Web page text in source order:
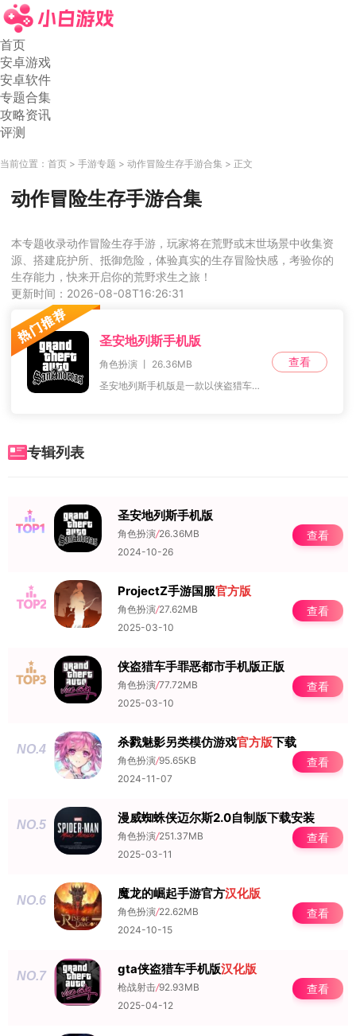
首页
安卓游戏
安卓软件
专题合集
攻略资讯
评测
当前位置： 首页 手游专题 动作冒险生存手游合集 正文
动作冒险生存手游合集
本专题收录动作冒险生存手游，玩家将在荒野或末世场景中收集资
源、搭建庇护所、抵御危险，体验真实的生存冒险快感，考验你的
生存能力，快来开启你的荒野求生之旅！
更新时间：2026-08-08T16:26:31
圣安地列斯手机版
角色扮演 丨 26.36MB
圣安地列斯手机版是一款以侠盗猎车手为主题的犯罪游戏。欧美建筑场景设计和3D大都市背景的构建，使得玩家需要凭借自己的能力在这样一个犯罪横行的城市中生存。场景构建上
查看
专辑列表
NO.1 圣安地列斯手机版
角色扮演/26.36MB
2024-10-26
查看
NO.2 ProjectZ手游国服官方版
角色扮演/27.62MB
2025-03-10
查看
NO.3 侠盗猎车手罪恶都市手机版正版
角色扮演/77.72MB
2025-03-10
查看
NO.4 杀戮魅影另类模仿游戏官方版下载
角色扮演/95.65KB
2024-11-07
查看
NO.5 漫威蜘蛛侠迈尔斯2.0自制版下载安装
角色扮演/251.37MB
2025-03-11
查看
NO.6 魔龙的崛起手游官方汉化版
角色扮演/22.62MB
2024-10-15
查看
NO.7 gta侠盗猎车手机版汉化版
枪战射击/92.93MB
2025-04-12
查看